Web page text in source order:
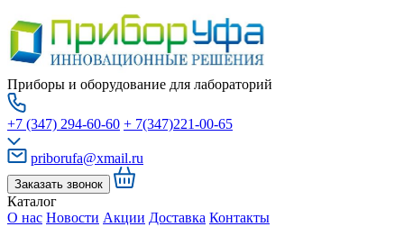
Приборы и оборудование для лабораторий
+7 (347) 294-60-60 + 7(347)221-00-65
priborufa@xmail.ru
Заказать звонок
Каталог
О нас Новости Акции Доставка Контакты